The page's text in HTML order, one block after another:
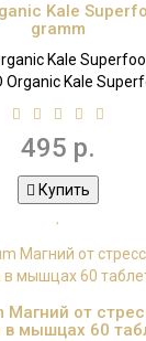
Kale
gramm
Kale
Kale
495 р.
Купить
Магний от
в мышцах 60